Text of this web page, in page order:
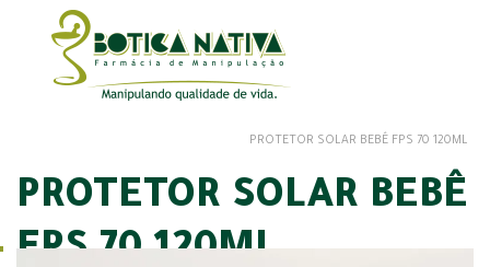
PROTETOR SOLAR BEBÊ FPS 70 120ML
PROTETOR SOLAR BEBÊ
FPS 70 120ML